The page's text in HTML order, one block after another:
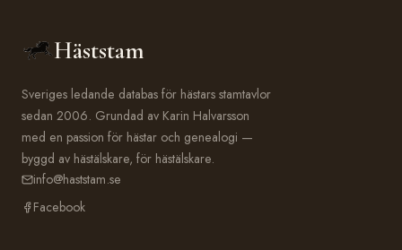
Häststam
Sveriges ledande databas för hästars stamtavlor
sedan 2006. Grundad av Karin Halvarsson
med en passion för hästar och genealogi —
byggd av hästälskare, för hästälskare.
info@haststam.se
Facebook